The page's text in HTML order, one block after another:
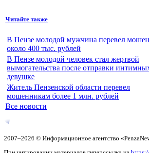
Читайте также
В Пензе молодой мужчина перевел
около 400 тыс. рублей
В Пензе молодой человек стал жертвой
вымогательства после отправки
девушке
Житель Пензенской области перевел
мошенникам более 1 млн. рублей
Все новости
2007–2026 © Информационное агентство